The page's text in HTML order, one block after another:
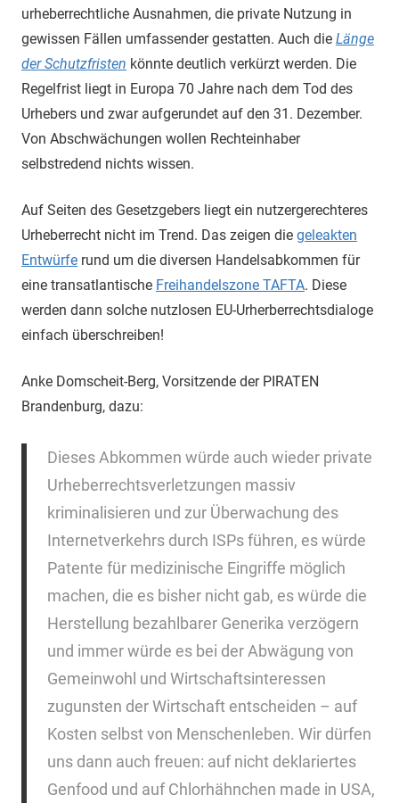
urheberrechtliche Ausnahmen, die private Nutzung in
gewissen Fällen umfassender gestatten. Auch die Länge
der Schutzfristen könnte deutlich verkürzt werden. Die
Regelfrist liegt in Europa 70 Jahre nach dem Tod des
Urhebers und zwar aufgerundet auf den 31. Dezember.
Von Abschwächungen wollen Rechteinhaber
selbstredend nichts wissen.
Auf Seiten des Gesetzgebers liegt ein nutzergerechteres
Urheberrecht nicht im Trend. Das zeigen die geleakten
Entwürfe rund um die diversen Handelsabkommen für
eine transatlantische Freihandelszone TAFTA. Diese
werden dann solche nutzlosen EU-Urherberrechtsdialoge
einfach überschreiben!
Anke Domscheit-Berg, Vorsitzende der PIRATEN
Brandenburg, dazu:
Dieses Abkommen würde auch wieder private
Urheberrechtsverletzungen massiv
kriminalisieren und zur Überwachung des
Internetverkehrs durch ISPs führen, es würde
Patente für medizinische Eingriffe möglich
machen, die es bisher nicht gab, es würde die
Herstellung bezahlbarer Generika verzögern
und immer würde es bei der Abwägung von
Gemeinwohl und Wirtschaftsinteressen
zugunsten der Wirtschaft entscheiden – auf
Kosten selbst von Menschenleben. Wir dürfen
uns dann auch freuen: auf nicht deklariertes
Genfood und auf Chlorhähnchen made in USA,